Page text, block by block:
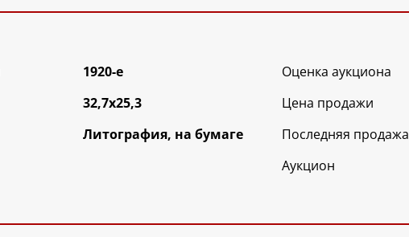
1920-е
32,7х25,3
Литография, на бумаге
Оценка аукциона
Цена продажи
Последняя продажа
Аукцион